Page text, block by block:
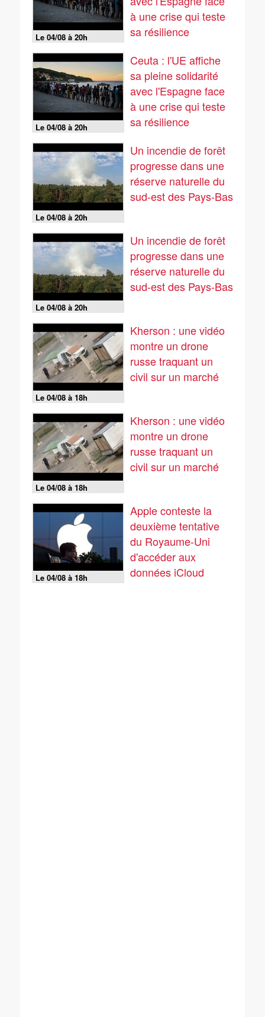
Le 04/08 à 20h
à une crise qui teste
sa résilience
Le 04/08 à 20h
Ceuta : l'UE affiche
sa pleine solidarité
avec l'Espagne face
à une crise qui teste
sa résilience
Le 04/08 à 20h
Un incendie de forêt
progresse dans une
réserve naturelle du
sud-est des Pays-Bas
Le 04/08 à 20h
Un incendie de forêt
progresse dans une
réserve naturelle du
sud-est des Pays-Bas
Le 04/08 à 18h
Kherson : une vidéo
montre un drone
russe traquant un
civil sur un marché
Le 04/08 à 18h
Kherson : une vidéo
montre un drone
russe traquant un
civil sur un marché
Le 04/08 à 18h
Apple conteste la
deuxième tentative
du Royaume-Uni
d'accéder aux
données iCloud